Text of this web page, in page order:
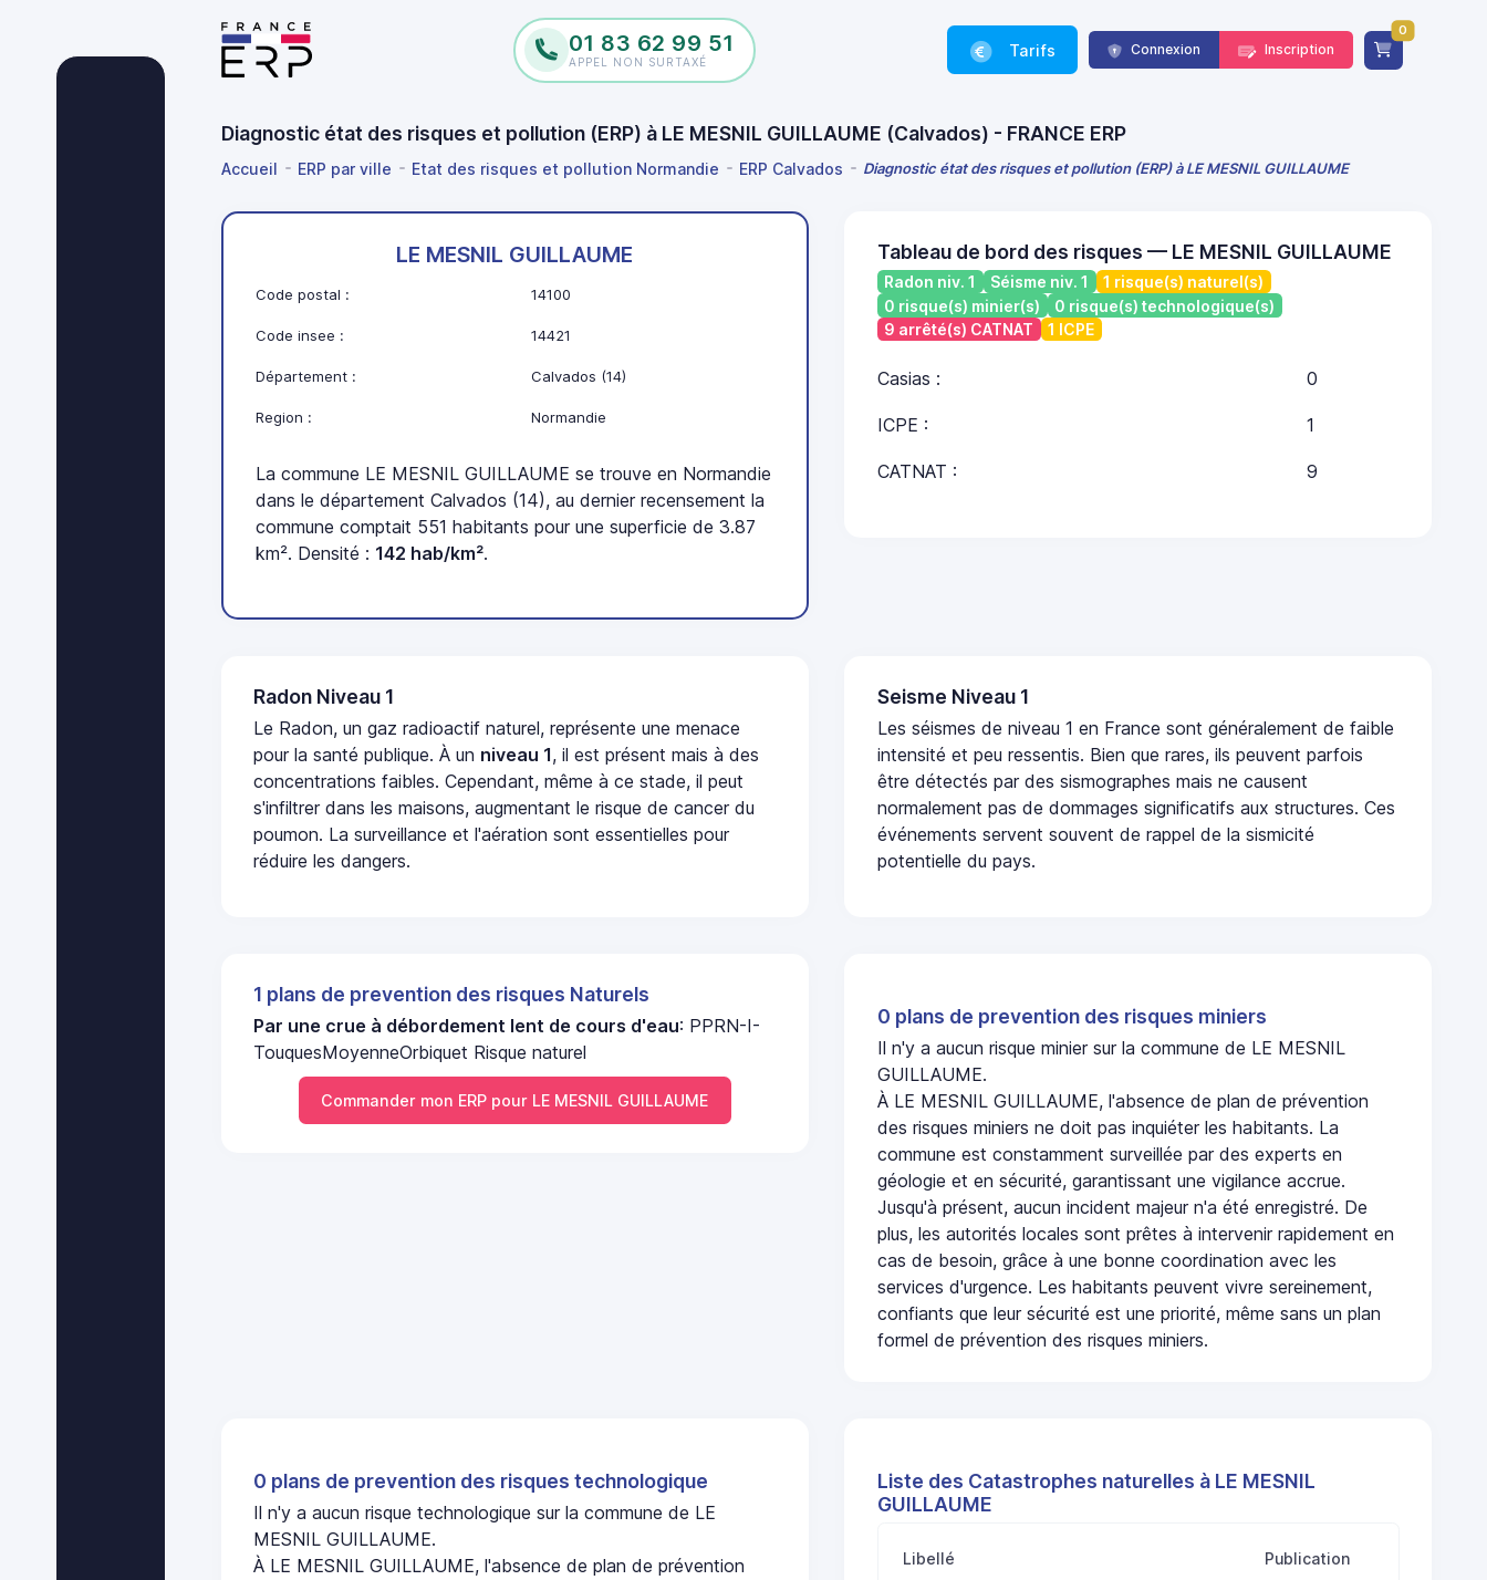
01 83 62 99 51
APPEL NON SURTAXÉ
Tarifs Connexion Inscription
0
Diagnostic état des risques et pollution (ERP) à LE MESNIL GUILLAUME (Calvados) - FRANCE ERP
Accueil ERP par ville Etat des risques et pollution Normandie ERP Calvados Diagnostic état des risques et pollution (ERP) à LE MESNIL GUILLAUME
LE MESNIL GUILLAUME
Code postal : 14100
Code insee : 14421
Département : Calvados (14)
Region : Normandie
La commune LE MESNIL GUILLAUME se trouve en Normandie
dans le département Calvados (14), au dernier recensement la
commune comptait 551 habitants pour une superficie de 3.87
km². Densité : 142 hab/km².
Tableau de bord des risques — LE MESNIL GUILLAUME
Radon niv. 1 Séisme niv. 1
1 risque(s) naturel(s)
0 risque(s) minier(s)
0 risque(s) technologique(s)
9 arrêté(s) CATNAT
1 ICPE
Casias : 0
ICPE : 1
CATNAT : 9
Radon Niveau 1
Le Radon, un gaz radioactif naturel, représente une menace
pour la santé publique. À un niveau 1, il est présent mais à des
concentrations faibles. Cependant, même à ce stade, il peut
s'infiltrer dans les maisons, augmentant le risque de cancer du
poumon. La surveillance et l'aération sont essentielles pour
réduire les dangers.
Seisme Niveau 1
Les séismes de niveau 1 en France sont généralement de faible
intensité et peu ressentis. Bien que rares, ils peuvent parfois
être détectés par des sismographes mais ne causent
normalement pas de dommages significatifs aux structures. Ces
événements servent souvent de rappel de la sismicité
potentielle du pays.
1 plans de prevention des risques Naturels
Par une crue à débordement lent de cours d'eau: PPRN-I-
TouquesMoyenneOrbiquet Risque naturel
Commander mon ERP pour LE MESNIL GUILLAUME
0 plans de prevention des risques miniers
Il n'y a aucun risque minier sur la commune de LE MESNIL
GUILLAUME.
À LE MESNIL GUILLAUME, l'absence de plan de prévention
des risques miniers ne doit pas inquiéter les habitants. La
commune est constamment surveillée par des experts en
géologie et en sécurité, garantissant une vigilance accrue.
Jusqu'à présent, aucun incident majeur n'a été enregistré. De
plus, les autorités locales sont prêtes à intervenir rapidement en
cas de besoin, grâce à une bonne coordination avec les
services d'urgence. Les habitants peuvent vivre sereinement,
confiants que leur sécurité est une priorité, même sans un plan
formel de prévention des risques miniers.
0 plans de prevention des risques technologique
Il n'y a aucun risque technologique sur la commune de LE
MESNIL GUILLAUME.
À LE MESNIL GUILLAUME, l'absence de plan de prévention
Liste des Catastrophes naturelles à LE MESNIL
GUILLAUME
Libellé Publication